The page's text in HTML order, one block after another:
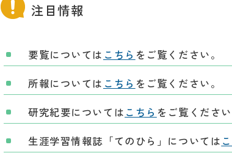
注目情報
要覧については こちら をご覧ください。
所報については こちら をご覧ください。
研究紀要については こちら をご覧ください
生涯学習情報誌「てのひら」については